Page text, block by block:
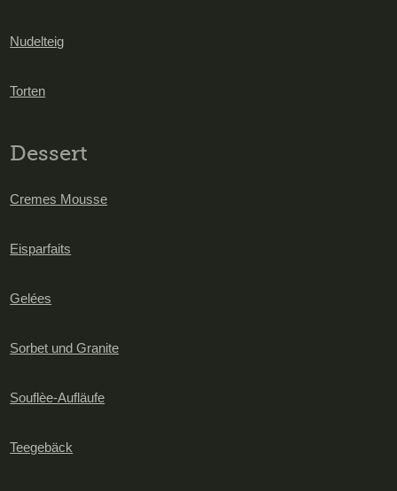
Nudelteig
Torten
Dessert
Cremes Mousse
Eisparfaits
Gelées
Sorbet und Granite
Souflèe-Aufläufe
Teegebäck